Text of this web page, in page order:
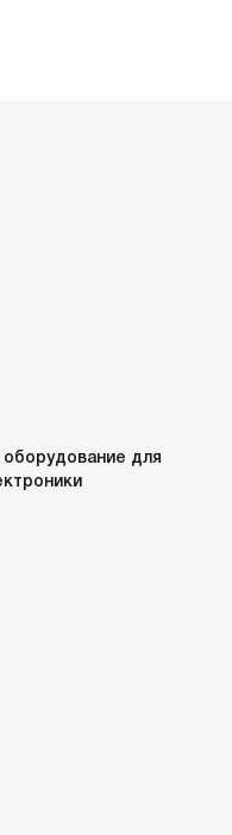
оборудование для